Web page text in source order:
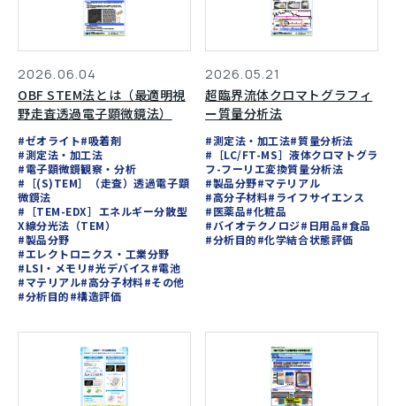
2026.06.04
OBF STEM法とは（最適明視
野走査透過電子顕微鏡法）
#ゼオライト#吸着剤
#測定法・加工法
#電子顕微鏡観察・分析
#［(S)TEM］（走査）透過電子顕
微鏡法
#［TEM-EDX］エネルギー分散型
X線分光法（TEM）
#製品分野
#エレクトロニクス・工業分野
#LSI・メモリ#光デバイス#電池
#マテリアル#高分子材料#その他
#分析目的#構造評価
2026.05.21
超臨界流体クロマトグラフィ
ー質量分析法
#測定法・加工法#質量分析法
#［LC/FT-MS］液体クロマトグラ
フ-フーリエ変換質量分析法
#製品分野#マテリアル
#高分子材料#ライフサイエンス
#医薬品#化粧品
#バイオテクノロジ#日用品#食品
#分析目的#化学結合状態評価